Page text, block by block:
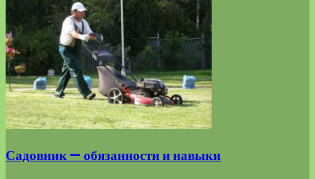
Садовник — обязанности и навыки